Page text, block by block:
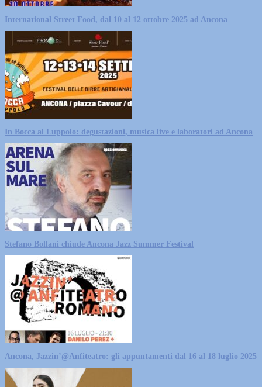
International Street Food, dal 10 al 12 ottobre 2025 ad Ancona
In Bocca al Luppolo: degustazioni, musica live e laboratori ad Ancona
Stefano Bollani chiude Ancona Jazz Summer Festival
Ancona, Jazzin’@Anfiteatro: gli appuntamenti dal 16 al 18 luglio 2025